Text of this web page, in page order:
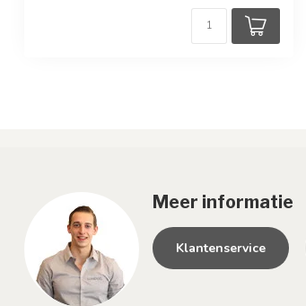
Meer informatie
Klantenservice